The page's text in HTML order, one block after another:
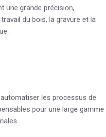
une grande précision,
du bois, la gravure et la
:
les processus de
pour une large gamme